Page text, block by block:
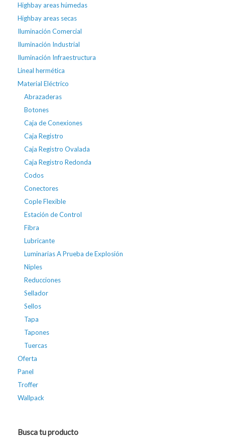
Highbay areas húmedas
Highbay areas secas
Iluminación Comercial
Iluminación Industrial
Iluminación Infraestructura
Lineal hermética
Material Eléctrico
Abrazaderas
Botones
Caja de Conexiones
Caja Registro
Caja Registro Ovalada
Caja Registro Redonda
Codos
Conectores
Cople Flexible
Estación de Control
Fibra
Lubricante
Luminarias A Prueba de Explosión
Niples
Reducciones
Sellador
Sellos
Tapa
Tapones
Tuercas
Oferta
Panel
Troffer
Wallpack
Busca tu producto